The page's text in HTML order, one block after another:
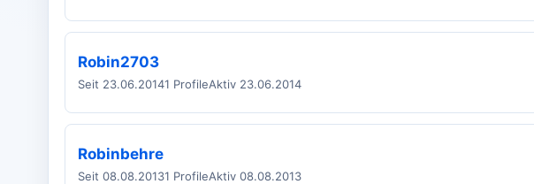
Robin2703
Seit 23.06.20141 ProfileAktiv 23.06.2014
Robinbehre
Seit 08.08.20131 ProfileAktiv 08.08.2013